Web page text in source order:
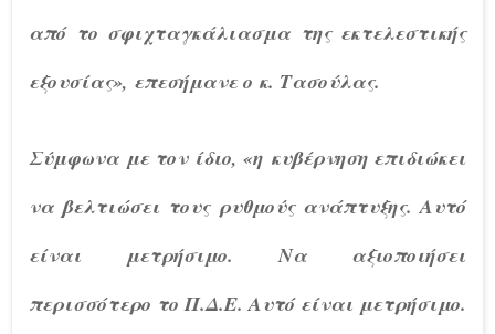
από το σφιχταγκάλιασμα της εκτελεστικής
εξουσίας», επεσήμανε ο κ. Τασούλας.
Σύμφωνα με τον ίδιο, «η κυβέρνηση επιδιώκει
να βελτιώσει τους ρυθμούς ανάπτυξης. Αυτό
είναι μετρήσιμο. Να αξιοποιήσει
περισσότερο το Π.Δ.Ε. Αυτό είναι μετρήσιμο.